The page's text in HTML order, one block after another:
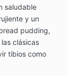
saludable
y un
pudding,
clásicas
tibios como